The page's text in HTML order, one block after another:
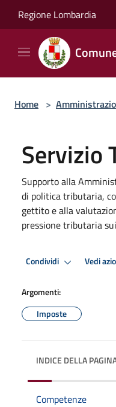
Regione Lombardia
Home >
Servizio
Supporto alla
di politica tributaria,
gettito e alla
pressione tributaria
Condividi Vedi
Argomenti:
Imposte
INDICE DELLA
Competenze